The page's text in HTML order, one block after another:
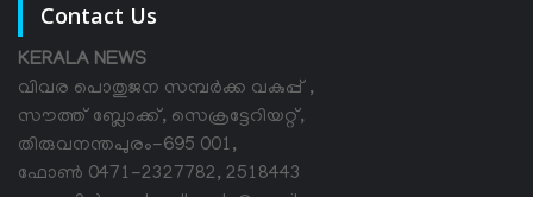
Contact Us
KERALA NEWS
വിവര പൊതുജന സമ്പര്‍ക്ക വകുപ്പ് ,
സൗത്ത് ബ്ലോക്ക്, സെക്രട്ടേറിയറ്റ്,
തിരുവനന്തപുരം-695 001,
ഫോൺ 0471-2327782, 2518443